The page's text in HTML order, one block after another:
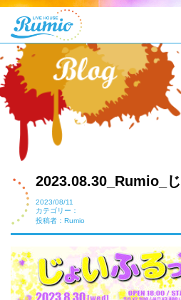
2023.08.30_Rumio_
2023/08/11
カテゴリー：
投稿者：Rumio